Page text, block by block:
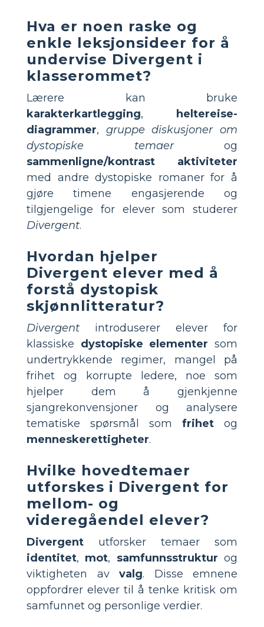
Hva er noen raske og
enkle leksjonsideer for å
undervise Divergent i
klasserommet?
Lærere kan bruke
karakterkartlegging,
heltereise-
diagrammer, gruppe diskusjoner om
dystopiske temaerog
sammenligne/kontrast aktiviteter
med andre dystopiske romaner for å
gjøre timene engasjerende og
tilgjengelige for elever som studerer
Divergent.
Hvordan hjelper
Divergent elever med å
forstå dystopisk
skjønnlitteratur?
Divergent introduserer elever for
klassiske dystopiske elementer som
undertrykkende regimer, mangel på
frihet og korrupte ledere, noe som
hjelper dem å gjenkjenne
sjangrekonvensjoner og analysere
tematiske spørsmål som frihet og
menneskerettigheter.
Hvilke hovedtemaer
utforskes i Divergent for
mellom- og
videregåendel elever?
Divergent utforsker temaer som
identitet, mot, samfunnsstruktur og
viktigheten av valg. Disse emnene
oppfordrer elever til å tenke kritisk om
samfunnet og personlige verdier.